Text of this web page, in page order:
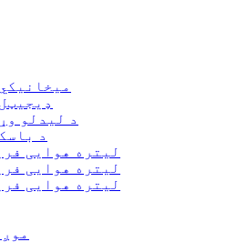
د لیدلو
د
۵ لیتره هوایی
۶ لیتره هوایی
۸ لیتره هوایی